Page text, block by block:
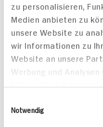
zu personalisieren,
Medien anbieten zu
unsere Website zu
wir Informationen zu
Website an unsere
Werbung und
bereitgestellt haben
Notwendig